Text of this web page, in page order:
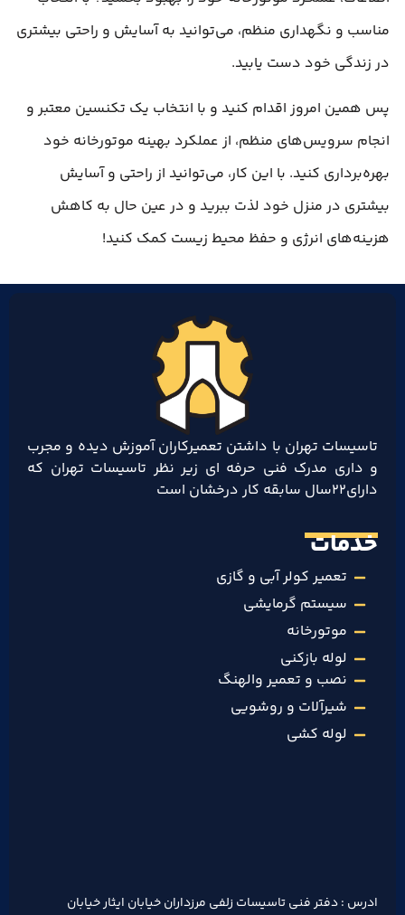
مناسب و نگهداری منظم، می‌توانید به آسایش و راحتی بیشتری
در زندگی خود دست یابید.
پس همین امروز اقدام کنید و با انتخاب یک تکنسین معتبر و
انجام سرویس‌های منظم، از عملکرد بهینه موتورخانه خود
بهره‌برداری کنید. با این کار، می‌توانید از راحتی و آسایش
بیشتری در منزل خود لذت ببرید و در عین حال به کاهش
هزینه‌های انرژی و حفظ محیط زیست کمک کنید!
تاسیسات تهران با داشتن تعمیرکاران آموزش دیده و مجرب
و داری مدرک فنی حرفه ای زیر نظر تاسیسات تهران که
دارای۲۲سال سابقه کار درخشان است
خدمات
تعمیر کولر آبی و گازی
سیستم گرمایشی
موتورخانه
لوله بازکنی
نصب و تعمیر والهنگ
شیرآلات و روشویی
لوله کشی
ادرس : دفتر فنی تاسیسات زلفی مرزداران خیابان ایثار خیابان